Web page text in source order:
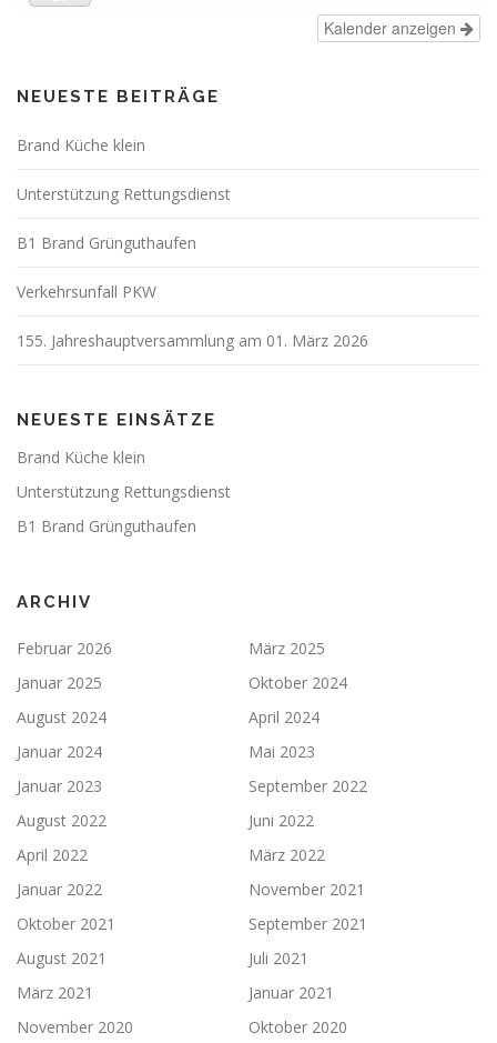
Kalender anzeigen
NEUESTE BEITRÄGE
Brand Küche klein
Unterstützung Rettungsdienst
B1 Brand Grünguthaufen
Verkehrsunfall PKW
155. Jahreshauptversammlung am 01. März 2026
NEUESTE EINSÄTZE
Brand Küche klein
Unterstützung Rettungsdienst
B1 Brand Grünguthaufen
ARCHIV
Februar 2026
März 2025
Januar 2025
Oktober 2024
August 2024
April 2024
Januar 2024
Mai 2023
Januar 2023
September 2022
August 2022
Juni 2022
April 2022
März 2022
Januar 2022
November 2021
Oktober 2021
September 2021
August 2021
Juli 2021
März 2021
Januar 2021
November 2020
Oktober 2020